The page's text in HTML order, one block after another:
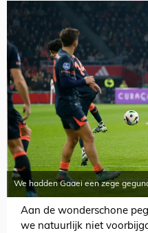
We hadden Gaaei een zege
Aan de wonderschone
we natuurlijk niet